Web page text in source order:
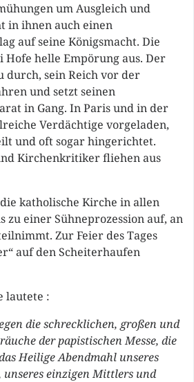
um Ausgleich und
in ihnen auch einen
auf seine Königsmacht. Die
Hofe helle Empörung aus. Der
durch, sein Reich vor der
und setzt seinen
in Gang. In Paris und in der
Verdächtige vorgeladen,
und oft sogar hingerichtet.
Kirchenkritiker fliehen aus
katholische Kirche in allen
zu einer Sühneprozession auf, an
Zur Feier des Tages
auf den Scheiterhaufen
lautete :
die schrecklichen, großen und
der papistischen Messe, die
Heilige Abendmahl unseres
unseres einzigen Mittlers und